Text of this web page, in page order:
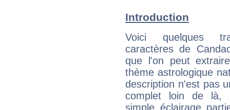
Introduction
Voici quelques
caractères de
que l'on peut
thème astrologique
description n'est pas
complet loin de là,
simple éclairage